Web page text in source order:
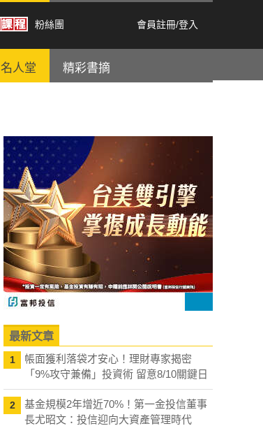
粉絲團 會員註冊/登入
名人堂 精彩書摘
最新文章
1
帳面獲利落袋才安心！理財專家揭密
「9%攻守兼備」投資術 留意8/10關鍵日
2
基金規模2年增近70%！第一金投信董事
長尤昭文：投信迎向大資產管理時代